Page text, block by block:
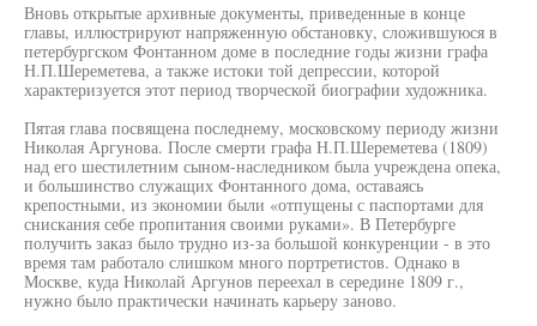
Вновь открытые архивные документы, приведенные в конце
главы, иллюстрируют напряженную обстановку, сложившуюся в
петербургском Фонтанном доме в последние годы жизни графа
Н.П.Шереметева, а также истоки той депрессии, которой
характеризуется этот период творческой биографии художника.
Пятая глава посвящена последнему, московскому периоду жизни
Николая Аргунова. После смерти графа Н.П.Шереметева (1809)
над его шестилетним сыном-наследником была учреждена опека,
и большинство служащих Фонтанного дома, оставаясь
крепостными, из экономии были «отпущены с паспортами для
снискания себе пропитания своими руками». В Петербурге
получить заказ было трудно из-за большой конкуренции - в это
время там работало слишком много портретистов. Однако в
Москве, куда Николай Аргунов переехал в середине 1809 г.,
нужно было практически начинать карьеру заново.